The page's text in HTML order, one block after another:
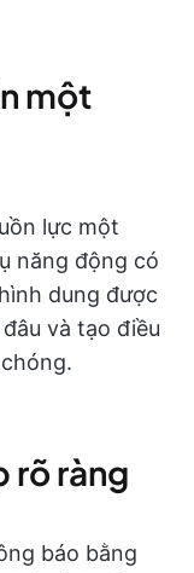
một
lực một
năng động có
dung được
và tạo điều
rõ ràng
báo bằng